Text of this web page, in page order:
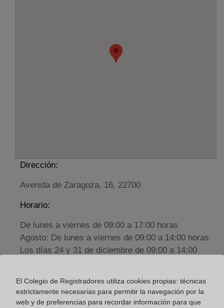
Dirección:
Avenida de Zaragoza, 16, 22700
Horario:
De lunes a viernes de 09:00 a 17:00 horas
Agosto: De lunes a viernes de 09:00 a 14:00 horas
Los días 24 y 31 de diciembre de 09:00 a 14:00
Datos de contacto:
(974) 36 04 40
El Colegio de Registradores utiliza cookies propias: técnicas
estrictamente necesarias para permitir la navegación por la
web y de preferencias para recordar información para que